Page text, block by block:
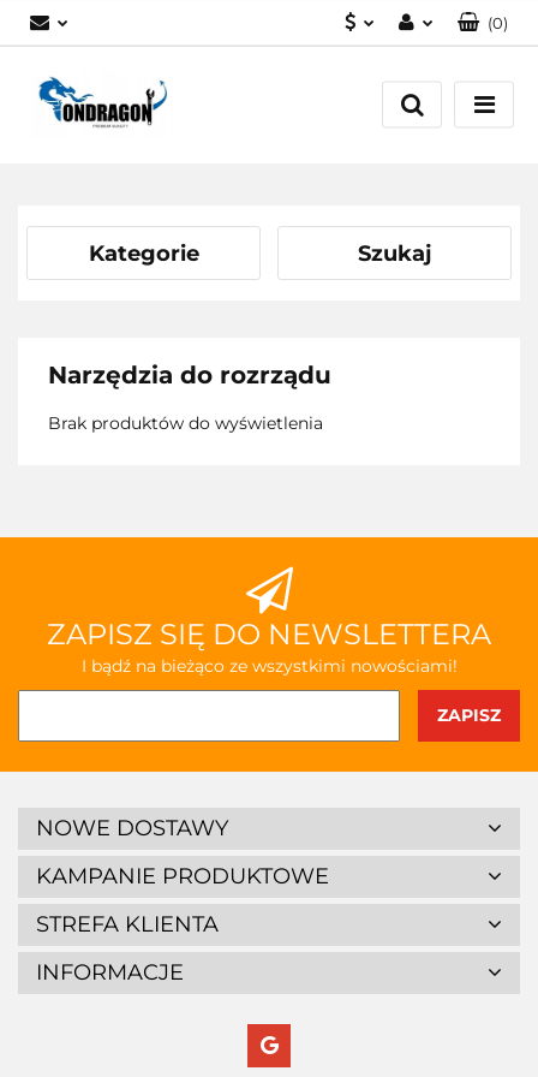
Zaloguj się
Załóż konto
(0)
Kategorie Szukaj
Narzędzia do rozrządu
Brak produktów do wyświetlenia
ZAPISZ SIĘ DO NEWSLETTERA
I bądź na bieżąco ze wszystkimi nowościami!
NOWE DOSTAWY
KAMPANIE PRODUKTOWE
STREFA KLIENTA
INFORMACJE